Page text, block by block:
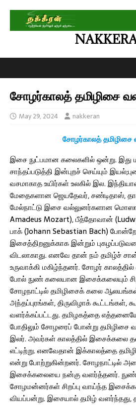
சோழர்காலத் தமிழிசை
May 29, 2024 nakkeran
சோழர்காலத் தமிழிசை
இசை நுட்பமான கலைகளில் ஒன்று.
சாந்தப்படுத்தி இன்புறச் செய்யும்
வசமாகாத உயிர்கள் உலகில் இல.
மேதைகளான ஜெயதேவர், சண்டிதாஸ்,
மேல்நாட்டு இசை வல்லுனர்களான
Amadeus Mozart), பீத்தோவான்
பாக் (Johann Sebastian Bach)
இசைத்திறனுக்காக இன்றும்
விடலாகாது. எனவே தான் நம் தமிழ்ச்
உருவாக்கி மகிழ்ந்தனர். சோழர்
போல் நுண் கலையான இசைக்கலையும்
சோழநாட்டில் தமிழிசைக் கலை
அந்தப்புரங்கள், திருவிழாக் கூட்டங்கள்,
வளர்க்கப்பட்டது. தமிழகத்தை
போதிலும் சோழரைப் போன்று தமிழிசை
இலர். அவர்கள் காலத்தில் இசைக்கலை
எட்டிற்று. எனவேதான் இக்காலத்தை
என்று போற்றுகின்றனர். சோழநாட்டில்
இசைக்கலையை நன்கு வளர்த்தனர்.
சோழமன்னர்கள் சிறப்பு வாய்ந்த
வியப்பன்று. இசையால் தமிழ் வளர்ந்தது,